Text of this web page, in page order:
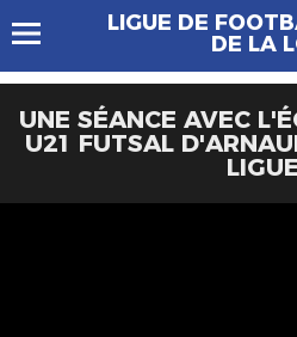
LIGUE DE
DE LA
UNE SÉANCE AVEC
U21 FUTSAL